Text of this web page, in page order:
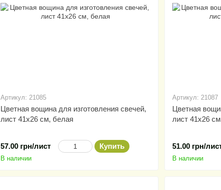
Артикул: 21085
Цветная вощина для изготовления свечей,
лист 41х26 см, белая
57.00 грн/лист Купить
В наличии
Артикул: 21087
Цветная
лист 41х26
51.00 грн/
В наличии